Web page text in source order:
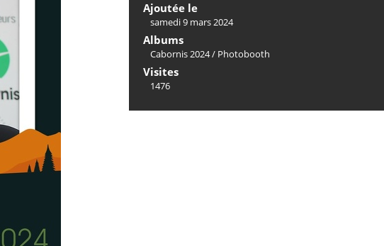
Ajoutée le
samedi 9 mars 2024
Albums
Cabornis 2024/ Photobooth
Visites
1476